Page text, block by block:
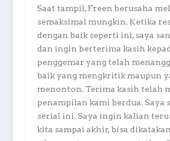
Saat tampil, Freen berusaha
semaksimal mungkin. Ketika
dengan baik seperti ini, saya
dan ingin berterima kasih
penggemar yang telah
baik yang mengkritik maupun
menonton. Terima kasih telah
penampilan kami berdua. Saya
serial ini. Saya ingin kalian
kita sampai akhir, bisa